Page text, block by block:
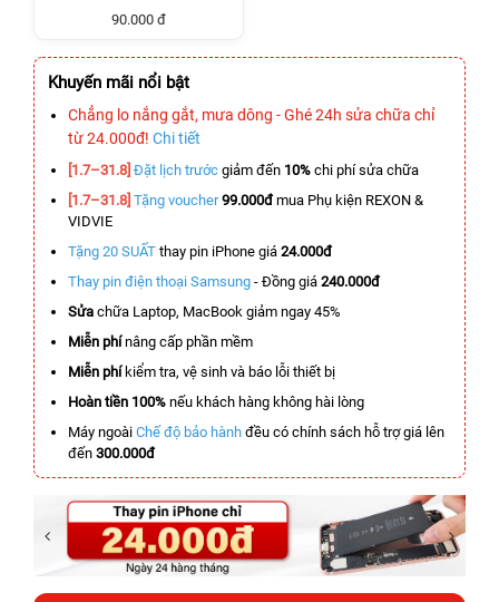
90.000 đ
Khuyến mãi nổi bật
Chẳng lo nắng gắt, mưa dông - Ghé 24h sửa chữa chỉ
từ 24.000đ! Chi tiết
[1.7–31.8] Đặt lịch trước giảm đến 10% chi phí sửa chữa
[1.7–31.8] Tặng voucher 99.000đmua Phụ kiện REXON &
VIDVIE
Tặng 20 SUẤT thay pin iPhone giá 24.000đ
Thay pin điện thoại Samsung - Đồng giá 240.000đ
Sửa chữa Laptop, MacBook giảm ngay 45%
Miễn phínâng cấp phần mềm
Miễn phíkiểm tra, vệ sinh và báo lỗi thiết bị
Hoàn tiền 100% nếu khách hàng không hài lòng
Máy ngoài Chế độ bảo hành đều có chính sách hỗ trợ giá lên
đến 300.000đ